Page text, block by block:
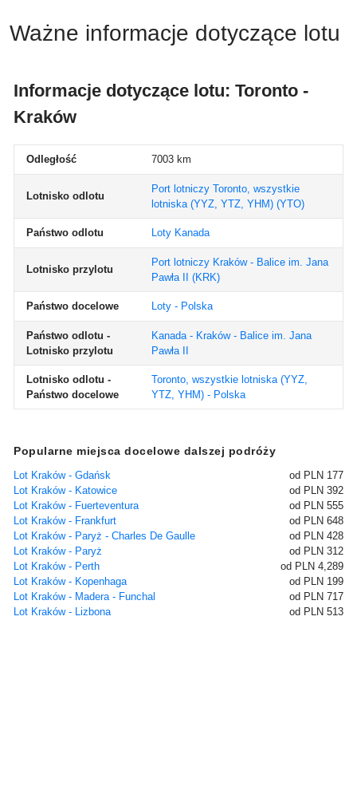
Ważne informacje dotyczące lotu
Informacje dotyczące lotu: Toronto -
Kraków
Odległość 7003 km
Lotnisko odlotu
Port lotniczy Toronto, wszystkie
lotniska (YYZ, YTZ, YHM) (YTO)
Państwo odlotu Loty Kanada
Lotnisko przylotu
Port lotniczy Kraków - Balice im. Jana
Pawła II
(KRK)
Państwo docelowe Loty - Polska
Państwo odlotu -
Lotnisko przylotu
Kanada - Kraków - Balice im. Jana
Pawła II
Lotnisko odlotu -
Państwo docelowe
Toronto, wszystkie lotniska (YYZ,
YTZ, YHM) - Polska
Popularne miejsca docelowe dalszej podróży
Lot Kraków - Gdańsk
od PLN 177
Lot Kraków - Katowice
od PLN 392
Lot Kraków - Fuerteventura
od PLN 555
Lot Kraków - Frankfurt
od PLN 648
Lot Kraków - Paryż - Charles De Gaulle
od PLN 428
Lot Kraków - Paryż
od PLN 312
Lot Kraków - Perth
od PLN 4,289
Lot Kraków - Kopenhaga
od PLN 199
Lot Kraków - Madera - Funchal
od PLN 717
Lot Kraków - Lizbona
od PLN 513